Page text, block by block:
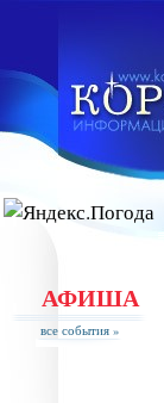
АФИША
все события »